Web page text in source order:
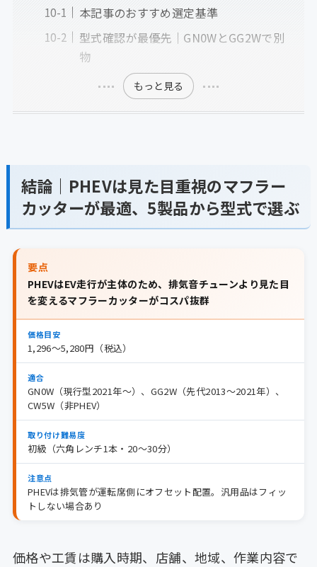
本記事のおすすめ選定基準
型式確認が最優先｜GN0WとGG2Wで別
物
もっと見る
結論｜PHEVは見た目重視のマフラー
カッターが最適、5製品から型式で選ぶ
要点
PHEVはEV走行が主体のため、排気音チューンより見た目
を変えるマフラーカッターがコスパ抜群
価格目安
1,296〜5,280円（税込）
適合
GN0W（現行型2021年〜）、GG2W（先代2013〜2021年）、
CW5W（非PHEV）
取り付け難易度
初級（六角レンチ1本・20〜30分）
注意点
PHEVは排気管が運転席側にオフセット配置。汎用品はフィッ
トしない場合あり
価格や工賃は購入時期、店舗、地域、作業内容で